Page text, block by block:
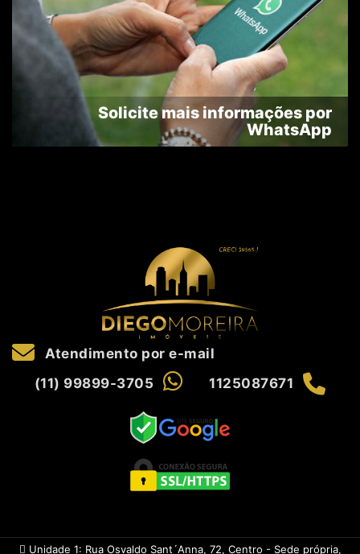
Solicite mais informações por
WhatsApp
Atendimento por e-mail
(11) 99899-3705
1125087671
Unidade 1: Rua Osvaldo Sant´Anna, 72, Centro - Sede própria,